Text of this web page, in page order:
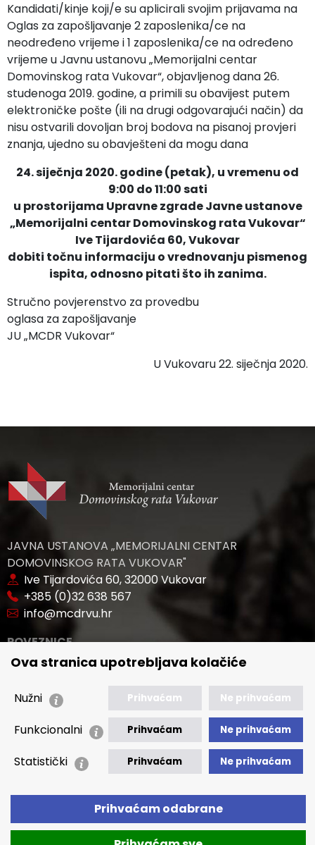
Ova stranica upotrebljava kolačiće
Nužni Prihvaćam Ne prihvaćam
Funkcionalni Prihvaćam Ne prihvaćam
Statistički Prihvaćam Ne prihvaćam
Prihvaćam odabrane
Kandidati/kinje koji/e su aplicirali svojim prijavama na
Oglas za zapošljavanje 2 zaposlenika/ce na
neodređeno vrijeme i 1 zaposlenika/ce na određeno
vrijeme u Javnu ustanovu „Memorijalni centar
Domovinskog rata Vukovar“, objavljenog dana 26.
studenoga 2019. godine, a primili su obavijest putem
elektroničke pošte (ili na drugi odgovarajući način) da
nisu ostvarili dovoljan broj bodova na pisanoj provjeri
znanja, ujedno su obavješteni da mogu dana
24. siječnja 2020. godine (petak), u vremenu od
9:00 do 11:00 sati
u prostorijama Upravne zgrade Javne ustanove
„Memorijalni centar Domovinskog rata Vukovar“
Ive Tijardovića 60, Vukovar
dobiti točnu informaciju o vrednovanju pismenog
ispita, odnosno pitati što ih zanima.
Stručno povjerenstvo za provedbu
oglasa za zapošljavanje
JU „MCDR Vukovar“
U Vukovaru 22. siječnja 2020.
JAVNA USTANOVA „MEMORIJALNI CENTAR
DOMOVINSKOG RATA VUKOVAR"
Ive Tijardovića 60, 32000 Vukovar
+385 (0)32 638 567
info@mcdrvu.hr
POVEZNICE
🢒 Novosti
🢒 Natječaji
🢒 Javna nabava
🢒 Izvještaji
🢒 Izjava o pristupačnosti